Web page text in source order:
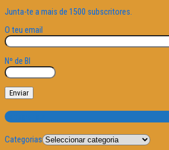
Junta-te a mais de 1500 subscritores.
O teu email
Nº de BI
Categorias
Categorias